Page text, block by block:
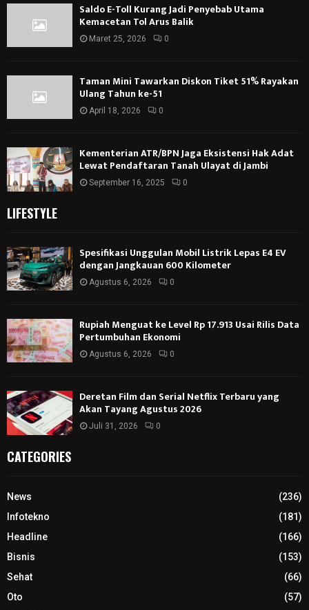
Saldo E-Toll Kurang Jadi Penyebab Utama
Kemacetan Tol Arus Balik
Maret 25, 2026 0
Taman Mini Tawarkan Diskon Tiket 51% Rayakan
Ulang Tahun ke-51
April 18, 2026 0
Kementerian ATR/BPN Jaga Eksistensi Hak Adat
Lewat Pendaftaran Tanah Ulayat di Jambi
September 16, 2025 0
LIFESTYLE
Spesifikasi Unggulan Mobil Listrik Lepas E4 EV
dengan Jangkauan 600 Kilometer
Agustus 6, 2026 0
Rupiah Menguat ke Level Rp 17.913 Usai Rilis Data
Pertumbuhan Ekonomi
Agustus 6, 2026 0
Deretan Film dan Serial Netflix Terbaru yang
Akan Tayang Agustus 2026
Juli 31, 2026 0
CATEGORIES
News
(236)
Infotekno
(181)
Headline
(166)
Bisnis
(153)
Sehat
(66)
Oto
(57)